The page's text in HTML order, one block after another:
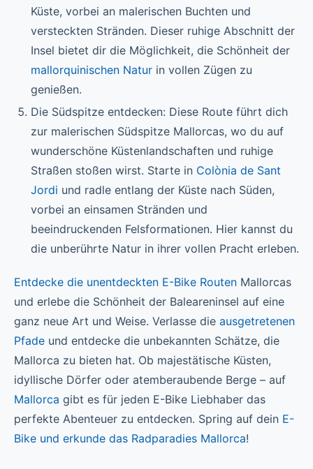
Küste, vorbei an malerischen Buchten und
versteckten Stränden. Dieser ruhige Abschnitt der
Insel bietet dir die Möglichkeit, die Schönheit der
mallorquinischen Natur in vollen Zügen zu
genießen.
Die Südspitze entdecken: Diese Route führt dich
zur malerischen Südspitze Mallorcas, wo du auf
wunderschöne Küstenlandschaften und ruhige
Straßen stoßen wirst. Starte in Colònia de Sant
Jordi und radle entlang der Küste nach Süden,
vorbei an einsamen Stränden und
beeindruckenden Felsformationen. Hier kannst du
die unberührte Natur in ihrer vollen Pracht erleben.
Entdecke die unentdeckten E-Bike Routen Mallorcas
und erlebe die Schönheit der Baleareninsel auf eine
ganz neue Art und Weise. Verlasse die ausgetretenen
Pfade und entdecke die unbekannten Schätze, die
Mallorca zu bieten hat. Ob majestätische Küsten,
idyllische Dörfer oder atemberaubende Berge – auf
Mallorca gibt es für jeden E-Bike Liebhaber das
perfekte Abenteuer zu entdecken. Spring auf dein E-
Bike und erkunde das Radparadies Mallorca!